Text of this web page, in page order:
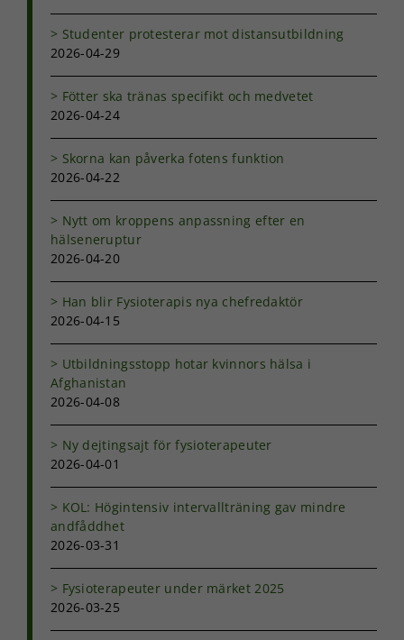
Studenter protesterar mot distansutbildning
2026-04-29
Fötter ska tränas specifikt och medvetet
2026-04-24
Skorna kan påverka fotens funktion
2026-04-22
Nytt om kroppens anpassning efter en
hälseneruptur
2026-04-20
Han blir Fysioterapis nya chefredaktör
2026-04-15
Utbildningsstopp hotar kvinnors hälsa i
Afghanistan
2026-04-08
Ny dejtingsajt för fysioterapeuter
2026-04-01
KOL: Högintensiv intervallträning gav mindre
andfåddhet
2026-03-31
Fysioterapeuter under märket 2025
2026-03-25